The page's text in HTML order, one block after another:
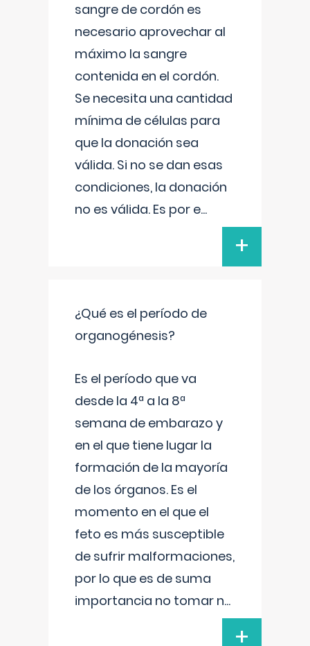
sangre de cordón es
necesario aprovechar al
máximo la sangre
contenida en el cordón.
Se necesita una cantidad
mínima de células para
que la donación sea
válida. Si no se dan esas
condiciones, la donación
no es válida. Es por e...
+
¿Qué es el período de
organogénesis?
Es el período que va
desde la 4ª a la 8ª
semana de embarazo y
en el que tiene lugar la
formación de la mayoría
de los órganos. Es el
momento en el que el
feto es más susceptible
de sufrir malformaciones,
por lo que es de suma
importancia no tomar n...
+